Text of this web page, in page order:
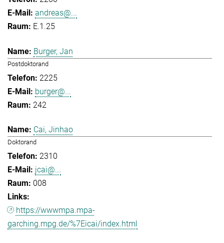
andreas@...
E.1.25
Burger, Jan
Postdoktorand
2225
burger@...
242
Cai, Jinhao
Doktorand
2310
jcai@...
008
https://wwwmpa.mpa-
garching.mpg.de/%7Eicai/index.html